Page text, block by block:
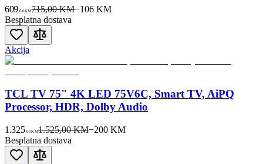
609 00KM715,00 KM−106 KM
Besplatna dostava
Akcija
TCL TV 75" 4K LED 75V6C, Smart TV, AiPQ
Processor, HDR, Dolby Audio
1.325 00KM1.525,00 KM−200KM
Besplatna dostava